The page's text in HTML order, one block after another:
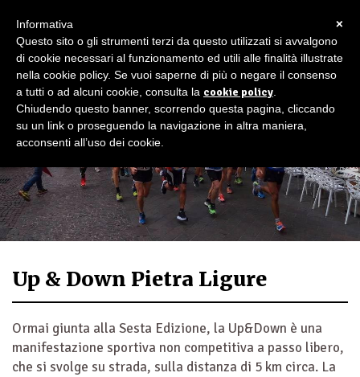
Up & Down Pietra Ligure
Ormai giunta alla Sesta Edizione, la Up&Down è una
manifestazione sportiva non competitiva a passo libero,
che si svolge su strada, sulla distanza di 5 km circa. La
×
Informativa
Questo sito o gli strumenti terzi da questo utilizzati si avvalgono
di cookie necessari al funzionamento ed utili alle finalità illustrate
nella cookie policy. Se vuoi saperne di più o negare il consenso
a tutti o ad alcuni cookie, consulta la cookie policy
Chiudendo questo banner, scorrendo questa pagina, cliccando
su un link o proseguendo la navigazione in altra maniera,
acconsenti all’uso dei cookie.